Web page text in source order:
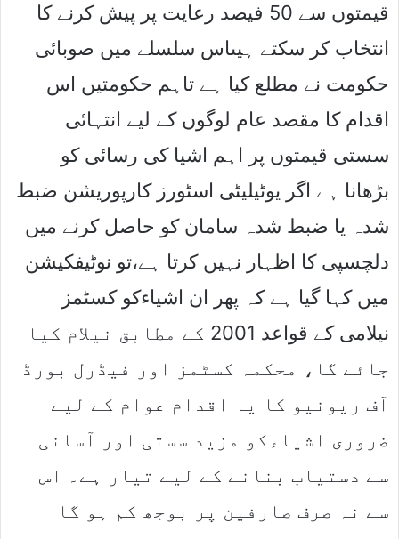
قیمتوں سے 50 فیصد رعایت پر پیش کرنے کا
انتخاب کر سکتے ہیںاس سلسلے میں صوبائی
حکومت نے مطلع کیا ہے تاہم حکومتیں اس
اقدام کا مقصد عام لوگوں کے لیے انتہائی
سستی قیمتوں پر اہم اشیا کی رسائی کو
بڑھانا ہے اگر یوٹیلیٹی اسٹورز کارپوریشن ضبط
شدہ یا ضبط شدہ سامان کو حاصل کرنے میں
دلچسپی کا اظہار نہیں کرتا ہے،تو نوٹیفکیشن
میں کہا گیا ہے کہ پھر ان اشیاءکو کسٹمز
نیلامی کے قواعد 2001 کے مطابق نیلام کیا
جائے گا، محکمہ کسٹمز اور فیڈرل بورڈ
آف ریونیو کا یہ اقدام عوام کے لیے
ضروری اشیاءکو مزید سستی اور آسانی
سے دستیاب بنانے کے لیے تیار ہے۔ اس
سے نہ صرف صارفین پر بوجھ کم ہو گا